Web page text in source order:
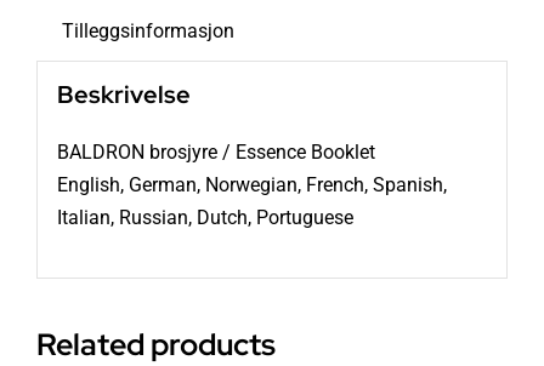
Tilleggsinformasjon
Beskrivelse
BALDRON brosjyre / Essence Booklet
English, German, Norwegian, French, Spanish,
Italian, Russian, Dutch, Portuguese
Related products